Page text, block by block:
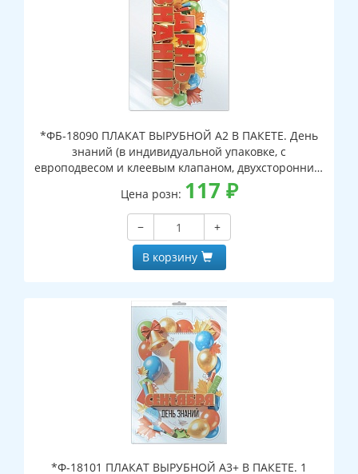
*ФБ-18090 ПЛАКАТ ВЫРУБНОЙ А2 В ПАКЕТЕ. День
знаний (в индивидуальной упаковке, с
европодвесом и клеевым клапаном, двухсторонний,
ВД-лак)
Цена розн: 117 ₽
−
+
В корзину
*Ф-18101 ПЛАКАТ ВЫРУБНОЙ А3+ В ПАКЕТЕ. 1